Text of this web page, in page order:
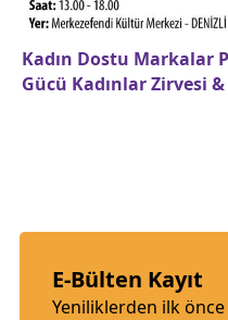
Kadın Dostu Markalar
Gücü Kadınlar Zirvesi
E-Bülten Kayıt
Yeniliklerden ilk